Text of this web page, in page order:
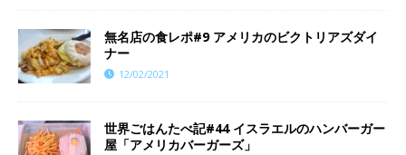
無名店の食レポ#9 アメリカのビクトリアズダイ
ナー
12/02/2021
世界ごはんたべ記#44 イスラエルのハンバーガー
屋「アメリカバーガーズ」